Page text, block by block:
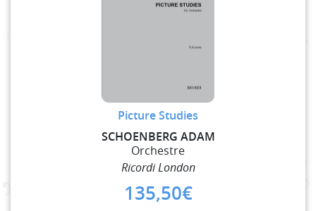
Picture Studies
SCHOENBERG ADAM
Orchestre
Ricordi London
135,50€